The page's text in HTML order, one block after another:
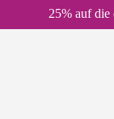
25% auf die